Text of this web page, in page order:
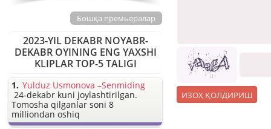
Бошқа премьералар
2023-YIL DEKABR NOYABR-
DEKABR OYINING ENG YAXSHI
KLIPLAR TOP-5 TALIGI
Yulduz Usmonova –Senmiding
24-dekabr kuni joylashtirilgan.
Tomosha qilganlar soni 8
milliondan oshiq